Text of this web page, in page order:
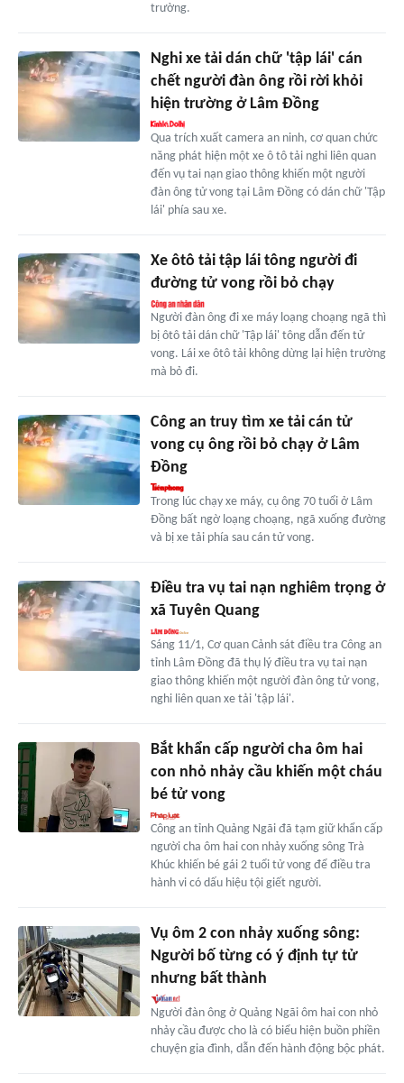
trường.
Nghi xe tải dán chữ 'tập lái' cán
chết người đàn ông rồi rời khỏi
hiện trường ở Lâm Đồng
Qua trích xuất camera an ninh, cơ quan chức
năng phát hiện một xe ô tô tải nghi liên quan
đến vụ tai nạn giao thông khiến một người
đàn ông tử vong tại Lâm Đồng có dán chữ 'Tập
lái' phía sau xe.
Xe ôtô tải tập lái tông người đi
đường tử vong rồi bỏ chạy
Người đàn ông đi xe máy loạng choạng ngã thì
bị ôtô tải dán chữ 'Tập lái' tông dẫn đến tử
vong. Lái xe ôtô tải không dừng lại hiện trường
mà bỏ đi.
Công an truy tìm xe tải cán tử
vong cụ ông rồi bỏ chạy ở Lâm
Đồng
Trong lúc chạy xe máy, cụ ông 70 tuổi ở Lâm
Đồng bất ngờ loạng choạng, ngã xuống đường
và bị xe tải phía sau cán tử vong.
Điều tra vụ tai nạn nghiêm trọng ở
xã Tuyên Quang
Sáng 11/1, Cơ quan Cảnh sát điều tra Công an
tỉnh Lâm Đồng đã thụ lý điều tra vụ tai nạn
giao thông khiến một người đàn ông tử vong,
nghi liên quan xe tải 'tập lái'.
Bắt khẩn cấp người cha ôm hai
con nhỏ nhảy cầu khiến một cháu
bé tử vong
Công an tỉnh Quảng Ngãi đã tạm giữ khẩn cấp
người cha ôm hai con nhảy xuống sông Trà
Khúc khiến bé gái 2 tuổi tử vong để điều tra
hành vi có dấu hiệu tội giết người.
Vụ ôm 2 con nhảy xuống sông:
Người bố từng có ý định tự tử
nhưng bất thành
Người đàn ông ở Quảng Ngãi ôm hai con nhỏ
nhảy cầu được cho là có biểu hiện buồn phiền
chuyện gia đình, dẫn đến hành động bộc phát.